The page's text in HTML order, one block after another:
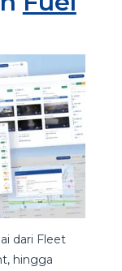
dari Fleet
hingga